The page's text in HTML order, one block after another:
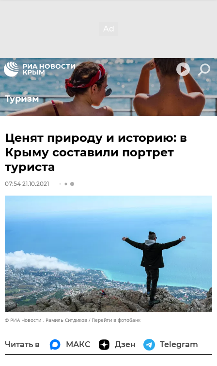
Туризм
Ценят природу и историю: в
Крыму составили портрет
туриста
07:54 21.10.2021
© РИА Новости . Рамиль Ситдиков Перейти в фотобанк
Читать в МАКС Дзен Telegram